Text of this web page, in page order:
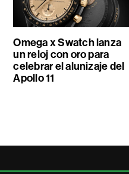
Omega x Swatch lanza
un reloj con oro para
celebrar el alunizaje del
Apollo 11